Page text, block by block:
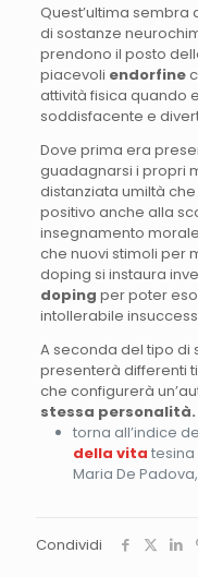
Quest’ultima
di sostanze
prendono il posto
piacevoli endorfine
attività fisica quando
soddisfacente e
Dove prima era
guadagnarsi i propri
distanziata umiltà
positivo anche alla
insegnamento
che nuovi stimoli per
doping si instaura
doping per poter
intollerabile
A seconda del tipo di
presenterà differenti
che configurerà
stessa personalità.
torna all’indice
della vita tesina
Maria De
Condividi